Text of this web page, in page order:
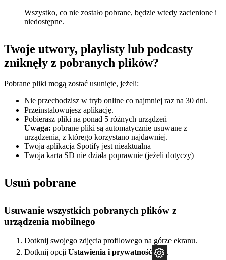
Wszystko, co nie zostało pobrane, będzie wtedy zacienione i
niedostępne.
Twoje utwory, playlisty lub podcasty
zniknęły z pobranych plików?
Pobrane pliki mogą zostać usunięte, jeżeli:
Nie przechodzisz w tryb online co najmniej raz na 30 dni.
Przeinstalowujesz aplikację.
Pobierasz pliki na ponad 5 różnych urządzeń
Uwaga: pobrane pliki są automatycznie usuwane z
urządzenia, z którego korzystano najdawniej.
Twoja aplikacja Spotify jest nieaktualna
Twoja karta SD nie działa poprawnie (jeżeli dotyczy)
Usuń pobrane
Usuwanie wszystkich pobranych plików z
urządzenia mobilnego
Dotknij swojego zdjęcia profilowego na górze ekranu.
Dotknij opcji Ustawienia i prywatność
.